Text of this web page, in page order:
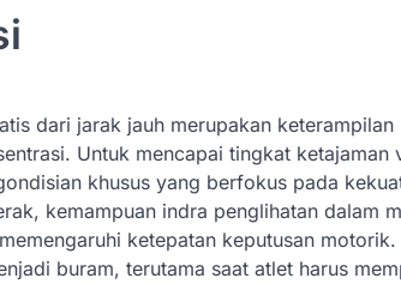
dari jarak jauh merupakan keterampilan
Untuk mencapai tingkat ketajaman
khusus yang berfokus pada
kemampuan indra penglihatan dalam
ketepatan keputusan
buram, terutama saat atlet harus